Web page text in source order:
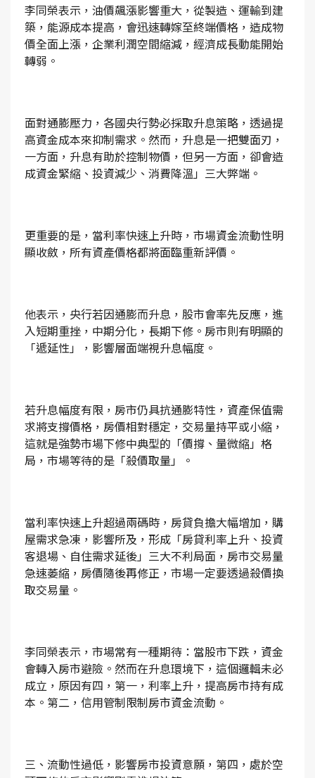
李同榮表示，油價飆漲影響重大，從製造、運輸到建
築，能源成本提高，會迅速轉嫁至終端價格，造成物
價全面上漲，企業利潤空間縮減，經濟成長動能開始
轉弱。
面對通膨壓力，各國央行勢必採取升息策略，透過提
高資金成本來抑制需求。然而，升息是一把雙面刃，
一方面，升息有助於控制物價，但另一方面，卻會造
成資金緊縮、投資減少、消費降溫」三大弊端。
更重要的是，當利率快速上升時，市場資金流動性明
顯收斂，所有資產價格都將面臨重新評價。
他表示，央行若因通膨而升息，股市會率先反應，進
入短期重挫，中期分化，長期下修。房市則有明顯的
「遞延性」，影響層面端視升息幅度。
若升息幅度有限，房市仍具抗通膨特性，資產保值需
求將支撐價格，房價相對穩定，交易量持平或小縮，
這就是強勢市場下修中典型的「價撐、量微縮」格
局，市場等待的是「殺價取量」。
當利率快速上升超過兩碼時，房貸負擔大幅增加，購
屋需求急凍，影響所及，形成「房貸利率上升、投資
客退場、自住需求延後」三大不利局面，房市交易量
急速萎縮，房價隨後再修正，市場一定要透過殺價換
取交易量。
李同榮表示，市場常有一種期待：當股市下跌，資金
會轉入房市避險。然而在升息環境下，這個邏輯未必
成立，原因有四，第一，利率上升，提高房市持有成
本。第二，信用管制限制房市資金流動。
三、流動性過低，影響房市投資意願，第四，處於空